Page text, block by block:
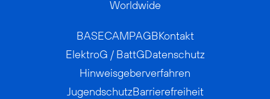
Worldwide
BASECAMPAGBKontakt
ElektroG / BattGDatenschutz
Hinweisgeberverfahren
JugendschutzBarrierefreiheit